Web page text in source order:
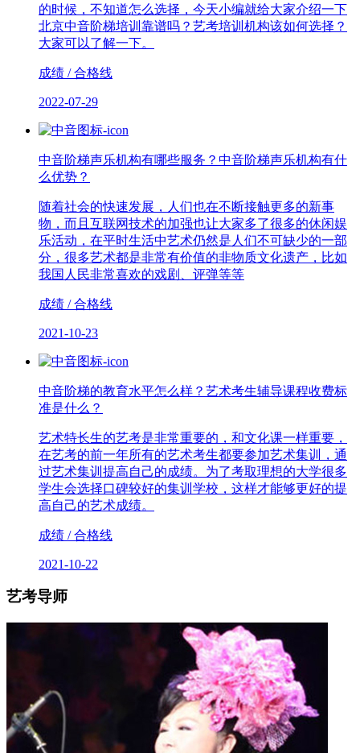
的时候，不知道怎么选择，今天小编就给大家介绍一下
北京中音阶梯培训靠谱吗？艺考培训机构该如何选择？
大家可以了解一下。
成绩 / 合格线
2022-07-29
中音阶梯声乐机构有哪些服务？中音阶梯声乐机构有什
么优势？
随着社会的快速发展，人们也在不断接触更多的新事
物，而且互联网技术的加强也让大家多了很多的休闲娱
乐活动，在平时生活中艺术仍然是人们不可缺少的一部
分，很多艺术都是非常有价值的非物质文化遗产，比如
我国人民非常喜欢的戏剧、评弹等等
成绩 / 合格线
2021-10-23
中音阶梯的教育水平怎么样？艺术考生辅导课程收费标
准是什么？
艺术特长生的艺考是非常重要的，和文化课一样重要，
在艺考的前一年所有的艺术考生都要参加艺术集训，通
过艺术集训提高自己的成绩。为了考取理想的大学很多
学生会选择口碑较好的集训学校，这样才能够更好的提
高自己的艺术成绩。
成绩 / 合格线
2021-10-22
艺考导师